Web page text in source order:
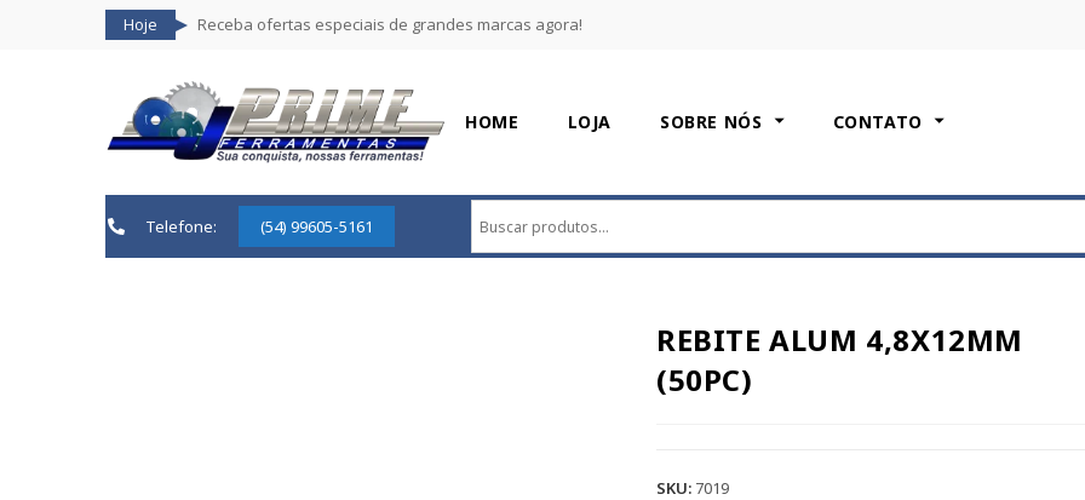
Hoje Receba ofertas especiais de grandes marcas agora!
HOME LOJA SOBRE NÓS CONTATO
Telefone: (54) 99605-5161
REBITE ALUM 4,8X12MM
(50PC)
SKU: 7019